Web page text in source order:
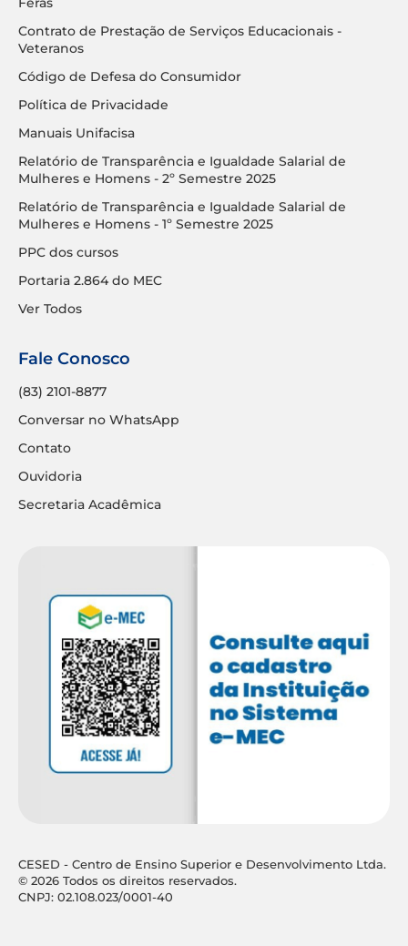
Contrato de Prestação de Serviços Educacionais -
Veteranos
Código de Defesa do Consumidor
Política de Privacidade
Manuais Unifacisa
Relatório de Transparência e Igualdade Salarial de
Mulheres e Homens - 2º Semestre 2025
Relatório de Transparência e Igualdade Salarial de
Mulheres e Homens - 1º Semestre 2025
PPC dos cursos
Portaria 2.864 do MEC
Ver Todos
Fale Conosco
(83) 2101-8877
Conversar no WhatsApp
Contato
Ouvidoria
Secretaria Acadêmica
CESED - Centro de Ensino Superior e Desenvolvimento Ltda.
© 2026 Todos os direitos reservados.
CNPJ: 02.108.023/0001-40